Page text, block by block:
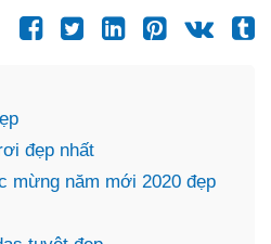
đẹp nhất
mừng năm mới 2020 đẹp